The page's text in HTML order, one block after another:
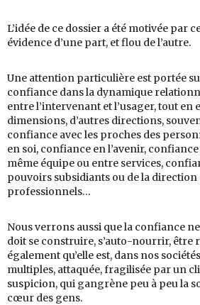
L’idée de ce dossier a été motivée par
évidence d’une part, et flou de l’autre.
Une attention particulière est portée
confiance dans la dynamique
entre l’intervenant et l’usager, tout en
dimensions, d’autres directions,
confiance avec les proches des
en soi, confiance en l’avenir,
même équipe ou entre services,
pouvoirs subsidiants ou de la direction
professionnels…
Nous verrons aussi que la confiance ne
doit se construire, s’auto-nourrir, être
également qu’elle est, dans nos
multiples, attaquée, fragilisée par un
suspicion, qui gangrène peu à peu la
cœur des gens.